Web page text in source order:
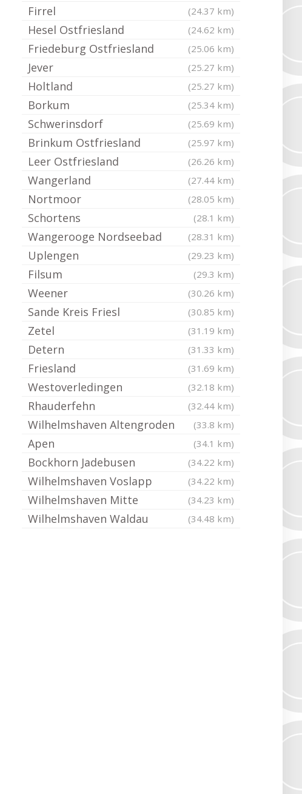
Firrel (24.37 km)
Hesel Ostfriesland (24.62 km)
Friedeburg Ostfriesland (25.06 km)
Jever (25.27 km)
Holtland (25.27 km)
Borkum (25.34 km)
Schwerinsdorf (25.69 km)
Brinkum Ostfriesland (25.97 km)
Leer Ostfriesland (26.26 km)
Wangerland (27.44 km)
Nortmoor (28.05 km)
Schortens (28.1 km)
Wangerooge Nordseebad (28.31 km)
Uplengen (29.23 km)
Filsum (29.3 km)
Weener (30.26 km)
Sande Kreis Friesl (30.85 km)
Zetel (31.19 km)
Detern (31.33 km)
Friesland (31.69 km)
Westoverledingen (32.18 km)
Rhauderfehn (32.44 km)
Wilhelmshaven Altengroden (33.8 km)
Apen (34.1 km)
Bockhorn Jadebusen (34.22 km)
Wilhelmshaven Voslapp (34.22 km)
Wilhelmshaven Mitte (34.23 km)
Wilhelmshaven Waldau (34.48 km)